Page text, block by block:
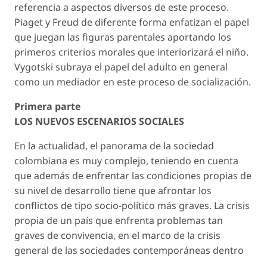
referencia a aspectos diversos de este proceso.
Piaget y Freud de diferente forma enfatizan el papel
que juegan las figuras parentales aportando los
primeros criterios morales que interiorizará el niño.
Vygotski subraya el papel del adulto en general
como un mediador en este proceso de socialización.
Primera parte
LOS NUEVOS ESCENARIOS SOCIALES
En la actualidad, el panorama de la sociedad
colombiana es muy complejo, teniendo en cuenta
que además de enfrentar las condiciones propias de
su nivel de desarrollo tiene que afrontar los
conflictos de tipo socio-político más graves. La crisis
propia de un país que enfrenta problemas tan
graves de convivencia, en el marco de la crisis
general de las sociedades contemporáneas dentro